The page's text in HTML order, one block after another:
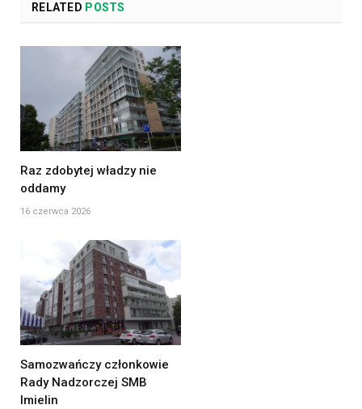
RELATED POSTS
Raz zdobytej władzy nie
oddamy
16 czerwca 2026
Samozwańczy członkowie
Rady Nadzorczej SMB
Imielin